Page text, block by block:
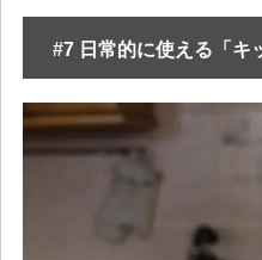
#7 日常的に使える「キ